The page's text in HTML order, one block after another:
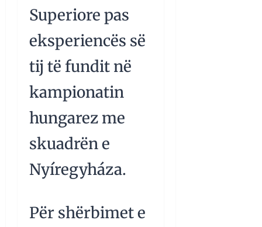
Superiore pas
eksperiencës së
tij të fundit në
kampionatin
hungarez me
skuadrën e
Nyíregyháza.
Për shërbimet e